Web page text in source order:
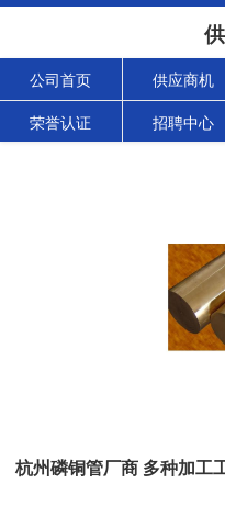
公司首页 供应商机
荣誉认证 招聘中心
杭州磷铜管厂商 多种加工